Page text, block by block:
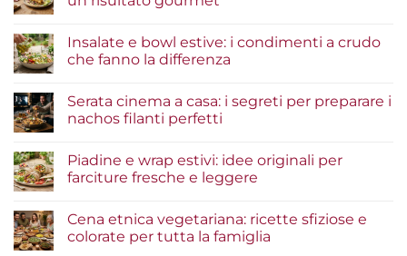
su
Tacos
di
guida
ingredienti
risultato
gourmet
Insalate e bowl estive: i condimenti a crudo
che fanno la differenza
su
Insalate
e
condimenti
a
fanno
differenza
Serata cinema a casa: i segreti per preparare i
nachos filanti perfetti
su
Serata
cinema
i
segreti
per
Piadine e wrap estivi: idee originali per
farciture fresche e leggere
su
Piadine
e
Cena etnica vegetariana: ricette sfiziose e
colorate per tutta la famiglia